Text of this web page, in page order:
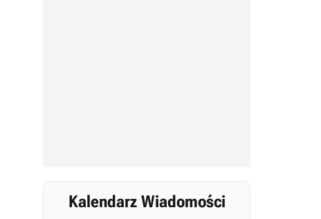
Kalendarz Wiadomości